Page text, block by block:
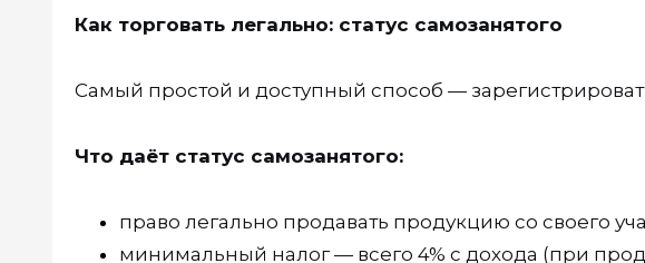
Как торговать легально: статус самозанятого
Самый простой и доступный способ —
Что даёт статус самозанятого:
право легально продавать продукцию со своего
минимальный налог — всего 4% с дохода (при